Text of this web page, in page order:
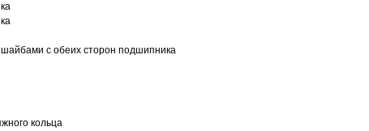
с обеих сторон подшипника
кольца